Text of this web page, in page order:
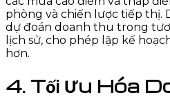
phòng và chiến lược tiếp thị.
dự đoán doanh thu trong
lịch sử, cho phép lập kế
hơn.
4. Tối Ưu Hóa